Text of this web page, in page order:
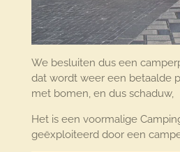
We besluiten dus een
dat wordt weer een betaalde
met bomen, en dus schaduw,
Het is een voormalige
geëxploiteerd door een